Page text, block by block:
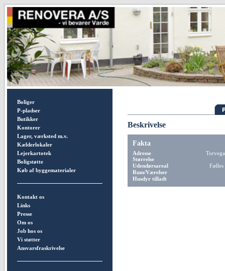
Boliger
P-pladser
Butikker
Kontorer
Lager, værksted m.v.
Kælderlokaler
Lejerkartotek
Boligstøtte
Køb af byggematerialer
Kontakt os
Links
Presse
Om os
Job hos os
Vi støtter
Ansvarsfraskrivelse
Beskrivelse
Fakta
Adresse
Størrelse
Udendørsareal
Fælles
Rum/Værelser
Husdyr tilladt